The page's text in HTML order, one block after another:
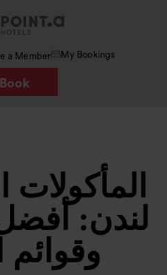
a Member My Bookings
Book
المأكولات
لندن:
وقوائم